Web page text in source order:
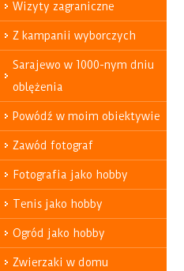
Wizyty zagraniczne
Z kampanii wyborczych
Sarajewo w 1000-nym dniu
oblężenia
Powódź w moim obiektywie
Zawód fotograf
Fotografia jako hobby
Tenis jako hobby
Ogród jako hobby
Zwierzaki w domu